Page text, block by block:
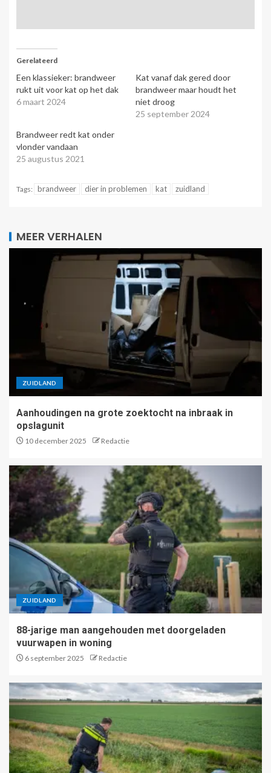
Gerelateerd
Een klassieker: brandweer
rukt uit voor kat op het dak
6 maart 2024
Kat vanaf dak gered door
brandweer maar houdt het
niet droog
25 september 2024
Brandweer redt kat onder
vlonder vandaan
25 augustus 2021
Tags: brandweer dier in problemen kat zuidland
MEER VERHALEN
ZUIDLAND
Aanhoudingen na grote zoektocht na inbraak in
opslagunit
10 december 2025 Redactie
ZUIDLAND
88-jarige man aangehouden met doorgeladen
vuurwapen in woning
6 september 2025 Redactie